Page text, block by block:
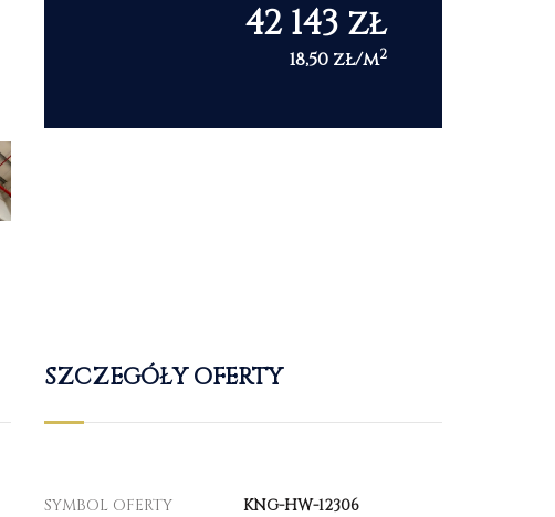
42 143 zł
18,50 zł/m2
SZCZEGÓŁY OFERTY
SYMBOL OFERTY KNG-HW-12306